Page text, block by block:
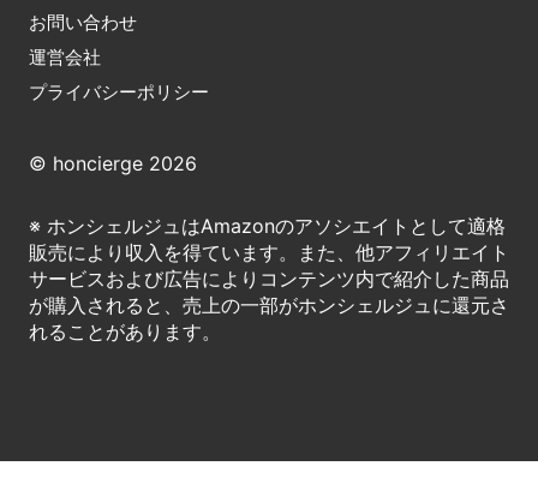
お問い合わせ
運営会社
プライバシーポリシー
© honcierge 2026
※ ホンシェルジュはAmazonのアソシエイトとして適格
販売により収入を得ています。また、他アフィリエイト
サービスおよび広告によりコンテンツ内で紹介した商品
が購入されると、売上の一部がホンシェルジュに還元さ
れることがあります。